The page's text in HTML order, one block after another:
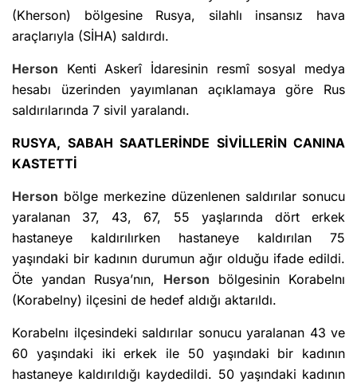
(Kherson) bölgesine Rusya, silahlı insansız hava
araçlarıyla (SİHA) saldırdı.
Herson Kenti Askerî İdaresinin resmî sosyal medya
hesabı üzerinden yayımlanan açıklamaya göre Rus
saldırılarında 7 sivil yaralandı.
RUSYA, SABAH SAATLERİNDE SİVİLLERİN CANINA
KASTETTİ
Herson bölge merkezine düzenlenen saldırılar sonucu
yaralanan 37, 43, 67, 55 yaşlarında dört erkek
hastaneye kaldırılırken hastaneye kaldırılan 75
yaşındaki bir kadının durumun ağır olduğu ifade edildi.
Öte yandan Rusya’nın, Herson bölgesinin Korabelnı
(Korabelny) ilçesini de hedef aldığı aktarıldı.
Korabelnı ilçesindeki saldırılar sonucu yaralanan 43 ve
60 yaşındaki iki erkek ile 50 yaşındaki bir kadının
hastaneye kaldırıldığı kaydedildi. 50 yaşındaki kadının